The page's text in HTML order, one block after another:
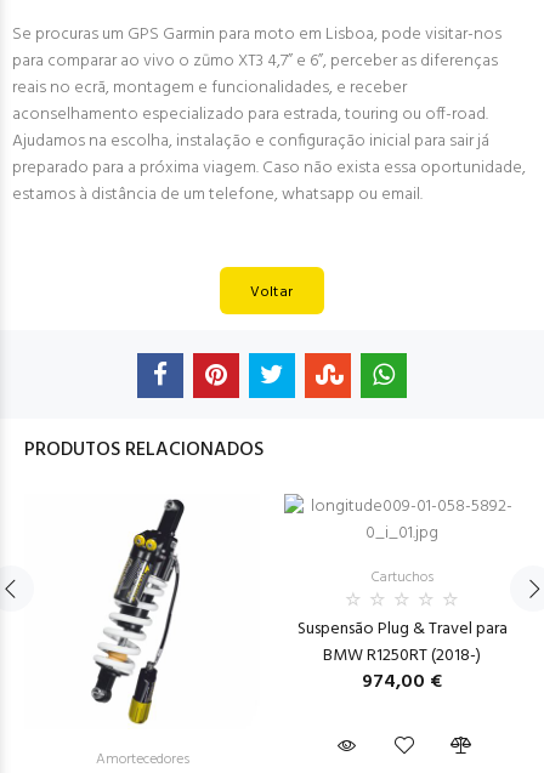
Se procuras um GPS Garmin para moto em Lisboa, pode visitar-nos
para comparar ao vivo o zūmo XT3 4,7” e 6”, perceber as diferenças
reais no ecrã, montagem e funcionalidades, e receber
aconselhamento especializado para estrada, touring ou off-road.
Ajudamos na escolha, instalação e configuração inicial para sair já
preparado para a próxima viagem. Caso não exista essa oportunidade,
estamos à distância de um telefone, whatsapp ou email.
Voltar
PRODUTOS RELACIONADOS
Amortecedores
Cartuchos
Suspensão Plug & Travel para
BMW R1250RT (2018-)
974,00 €